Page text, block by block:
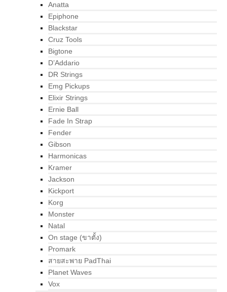
Anatta
Epiphone
Blackstar
Cruz Tools
Bigtone
D’Addario
DR Strings
Emg Pickups
Elixir Strings
Ernie Ball
Fade In Strap
Fender
Gibson
Harmonicas
Kramer
Jackson
Kickport
Korg
Monster
Natal
On stage (ขาตั้ง)
Promark
สายสะพาย PadThai
Planet Waves
Vox